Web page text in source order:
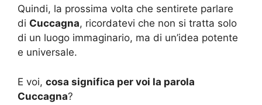
Quindi, la prossima volta che sentirete parlare
di Cuccagna, ricordatevi che non si tratta solo
di un luogo immaginario, ma di un’idea potente
e universale.
E voi, cosa significa per voi la parola
Cuccagna?